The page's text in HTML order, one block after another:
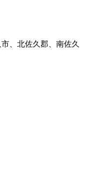
、北佐久郡、南佐久